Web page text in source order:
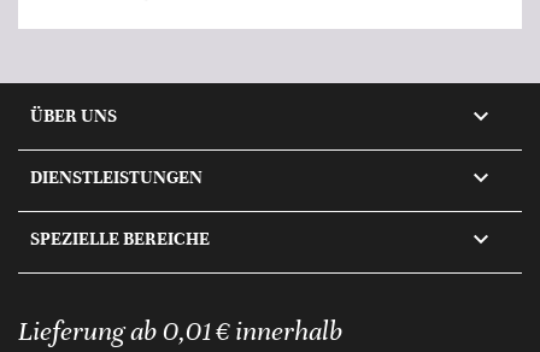
ÜBER UNS 
DIENSTLEISTUNGEN 
SPEZIELLE BEREICHE 
Lieferung ab 0,01 € innerhalb